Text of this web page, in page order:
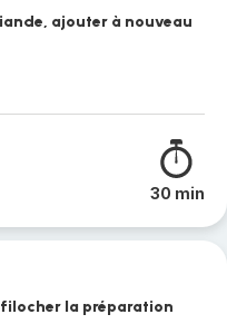
ajouter à nouveau
30 min
la préparation